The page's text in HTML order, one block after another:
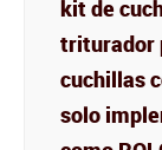
kit de
triturador
cuchillas
solo